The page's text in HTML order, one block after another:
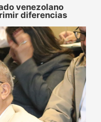
venezolano
diferencias